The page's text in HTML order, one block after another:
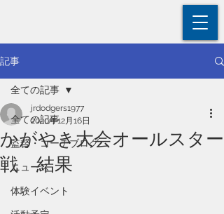
記事
全ての記事
監督・コーチブログ
ニュース
体験イベント
全ての記事
かがやき大会オールスター
戦 結果
jrdodgers1977
2020年12月16日